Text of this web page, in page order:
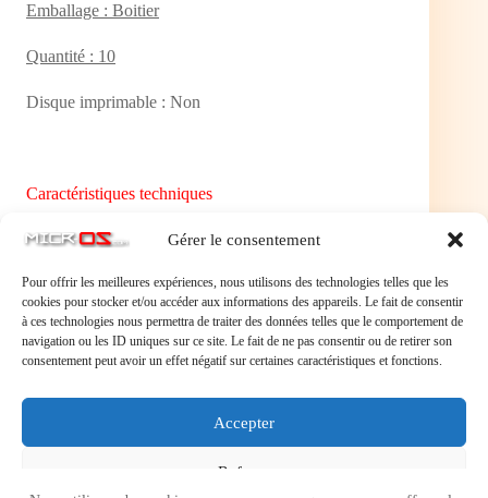
Gérer le consentement
Pour offrir les meilleures expériences, nous utilisons des technologies telles que les
cookies pour stocker et/ou accéder aux informations des appareils. Le fait de consentir
à ces technologies nous permettra de traiter des données telles que le comportement de
navigation ou les ID uniques sur ce site. Le fait de ne pas consentir ou de retirer son
consentement peut avoir un effet négatif sur certaines caractéristiques et fonctions.
Accepter
Refuser
Emballage : Boitier
Quantité : 10
Disque imprimable : Non
Caractéristiques techniques
Disque réinscriptible : Non
Nombre de couches : 1
Capacité : 4.7 Go
Fonction d'impression sur média : Non